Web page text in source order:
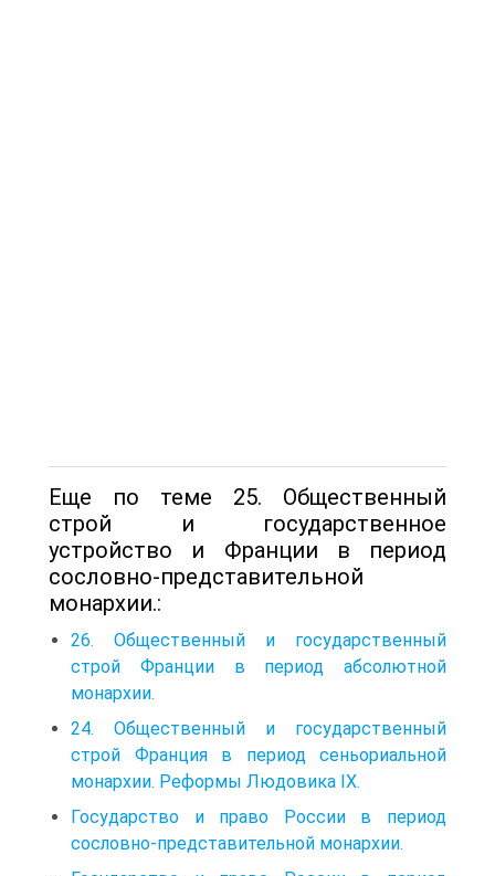
Еще по теме 25. Общественный
строй и государственное
устройство и Франции в период
сословно-представительной
монархии.:
26. Общественный и государственный
строй Франции в период абсолютной
монархии.
24. Общественный и государственный
строй Франция в период сеньориальной
монархии. Реформы Людовика IX.
Государство и право России в период
сословно-представительной монархии.